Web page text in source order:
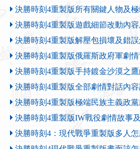
決勝時刻4重製版所有關鍵人物及
決勝時刻4重製版遊戲細節改動內
決勝時刻4重製版解壓包損壞及錯
決勝時刻4重製版俄羅斯政府軍劇
決勝時刻4重製版手持鍍金沙漠之
決勝時刻4重製版全部劇情對話內
決勝時刻4重製版極端民族主義政
決勝時刻4重製版IW戰役劇情故事
決勝時刻4：現代戰爭重製版多人